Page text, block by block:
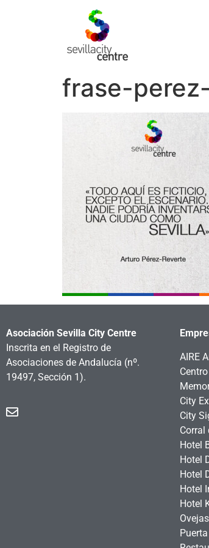
frase-
Asociación Sevilla City Centre
Inscrita en el Registro de
Asociaciones de Andalucía (nº.
19497, Sección 1).
AIRE
City
City
Corral
Hotel
Hotel
Hotel
Hotel
Hotel